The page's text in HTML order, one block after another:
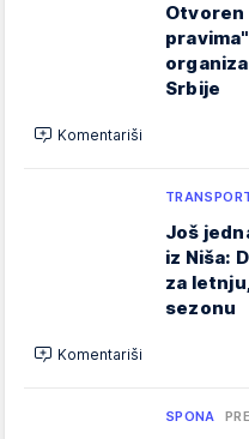
Otvoren
Srbije
Komentariši
Još
iz Niša:
za
sezonu
Komentariši
SPONA